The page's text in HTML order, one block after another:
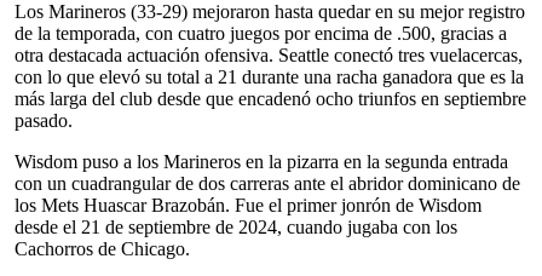
Los Marineros (33-29) mejoraron hasta quedar en su mejor registro
de la temporada, con cuatro juegos por encima de .500, gracias a
otra destacada actuación ofensiva. Seattle conectó tres vuelacercas,
con lo que elevó su total a 21 durante una racha ganadora que es la
más larga del club desde que encadenó ocho triunfos en septiembre
pasado.
Wisdom puso a los Marineros en la pizarra en la segunda entrada
con un cuadrangular de dos carreras ante el abridor dominicano de
los Mets Huascar Brazobán. Fue el primer jonrón de Wisdom
desde el 21 de septiembre de 2024, cuando jugaba con los
Cachorros de Chicago.